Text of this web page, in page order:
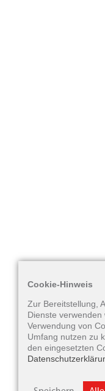
Cookie-Hinweis
Zur Bereitstellung,
Dienste
Verwendung von
Umfang nutzen zu
den eingesetzten